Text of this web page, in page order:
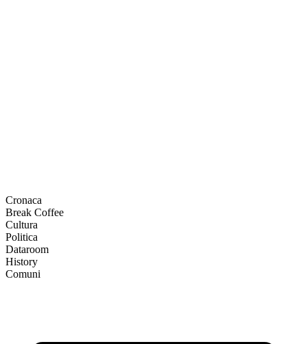
Cronaca
Break Coffee
Cultura
Politica
Dataroom
History
Comuni